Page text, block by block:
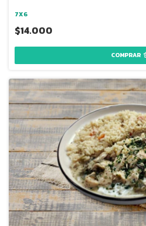
7X6
$14.000